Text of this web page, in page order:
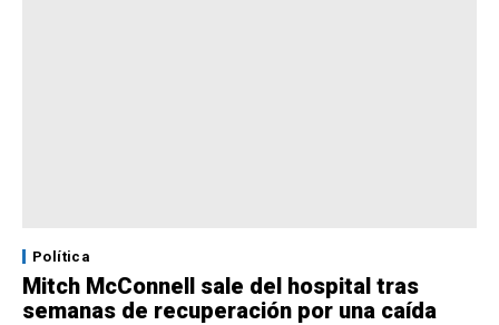
Política
Mitch McConnell sale del hospital tras
semanas de recuperación por una caída